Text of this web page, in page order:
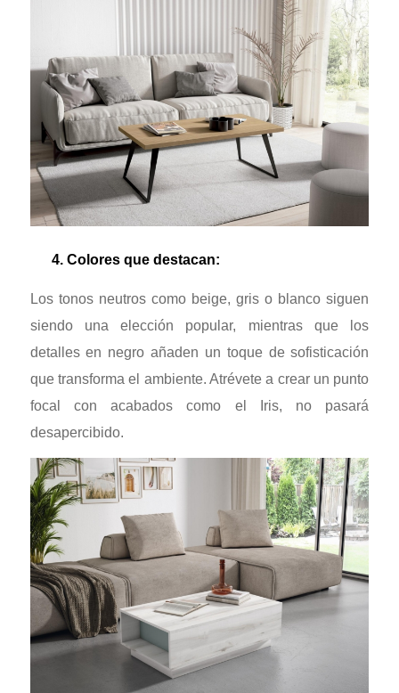
4. Colores que destacan:
Los tonos neutros como beige, gris o blanco siguen
siendo una elección popular, mientras que los
detalles en negro añaden un toque de sofisticación
que transforma el ambiente. Atrévete a crear un punto
focal con acabados como el Iris, no pasará
desapercibido.